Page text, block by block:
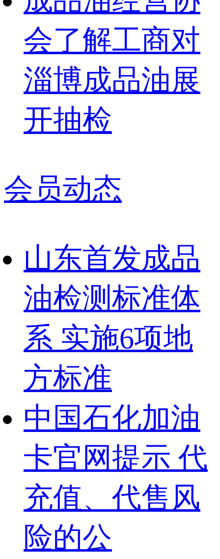
会了解工商对
淄博成品油展
开抽检
会员动态
山东首发成品
油检测标准体
系 实施6项地
方标准
中国石化加油
卡官网提示 代
充值、代售风
险的公